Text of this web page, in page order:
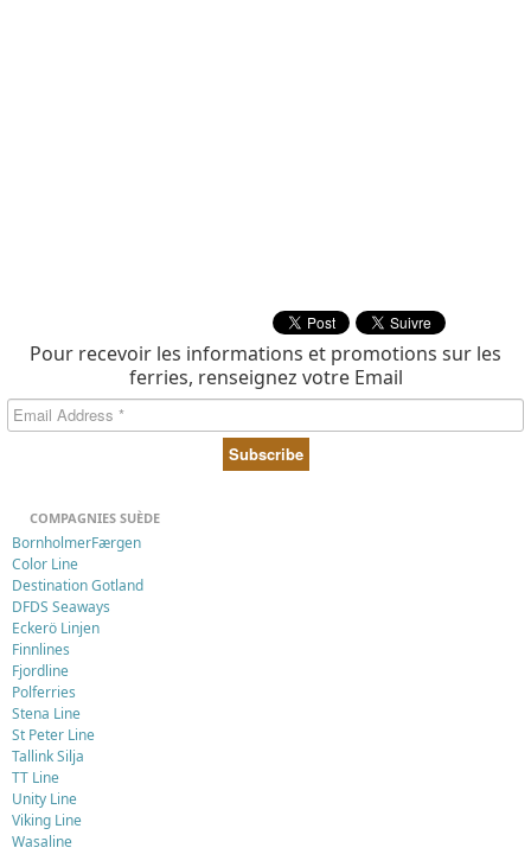
Pour recevoir les informations et promotions sur les
ferries, renseignez votre Email
COMPAGNIES SUÈDE
BornholmerFærgen
Color Line
Destination Gotland
DFDS Seaways
Eckerö Linjen
Finnlines
Fjordline
Polferries
Stena Line
St Peter Line
Tallink Silja
TT Line
Unity Line
Viking Line
Wasaline